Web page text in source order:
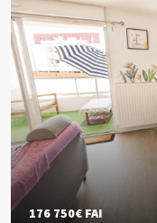
176 750€ FAI